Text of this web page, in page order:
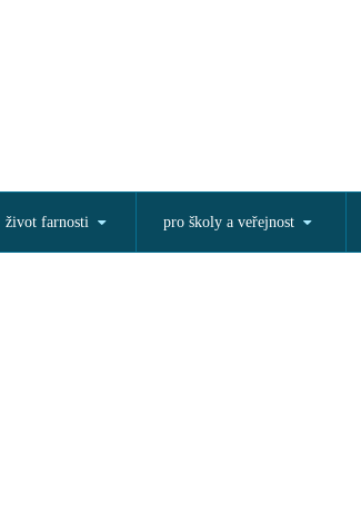
život farnosti pro školy a veřejnost